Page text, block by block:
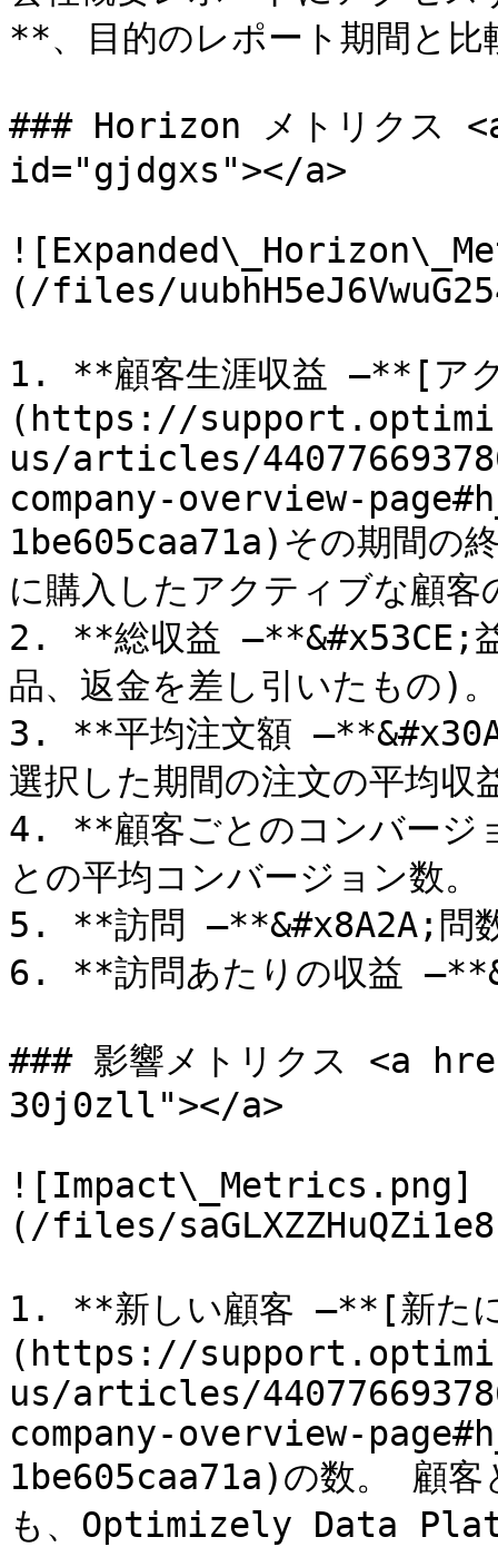
**、目的のレポート期間と比
### Horizo​​n メトリクス
id="gjdgxs"></a>
(/files/
1. **顧客生涯収益 –**[ア
(https://
us/articles/
company-overview-
1be605caa71a)その期間の
に購入したアクティブな顧客
2. **総収益 –**&#x53CE;
品、返金を差し引いたもの)。
3. **平均注文額
選択した期間の注文の平均収
4. **顧客ごとのコンバージ
との平均コンバージョン数。
5. **訪問 –**&#x8A2A;問
6. **訪問あたりの収益
### 影響メトリクス
30j0zll"></a>
![Impact\_Metrics.png]
(/files/
1. **新しい顧客 –**[新た
(https://
us/articles/
company-overview-
1be605caa71a)の数。 顧客
も、Optimizely Data